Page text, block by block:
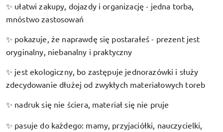
✨ ułatwi zakupy, dojazdy i organizację - jedna torba,
mnóstwo zastosowań
✨ pokazuje, że naprawdę się postarałeś - prezent jest
oryginalny, niebanalny i praktyczny
✨ jest ekologiczny, bo zastępuje jednorazówki i służy
zdecydowanie dłużej od zwykłych materiałowych toreb
✨ nadruk się nie ściera, materiał się nie pruje
✨ pasuje do każdego: mamy, przyjaciółki, nauczycielki,